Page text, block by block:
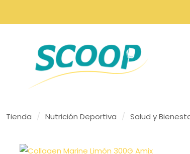
Tienda / Nutrición Deportiva / Salud y